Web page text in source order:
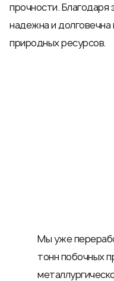
прочности.
надежна и долговечна
природных ресурсов.
Мы уже
тонн побочных